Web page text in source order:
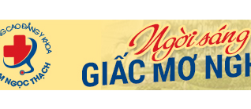
nhạc tổng hợp